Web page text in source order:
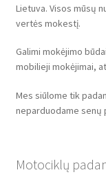
Lietuva. Visos mūsų
vertės mokestį.
Galimi mokėjimo
mobilieji mokėjimai,
Mes siūlome tik
neparduodame senų
Motociklų